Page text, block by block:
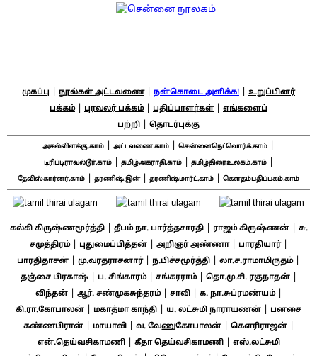
முகப்பு நூல்கள் அட்டவணை| நன்கொடை அளிக்க!
உறுப்பினர்
பக்கம்| புரவலர் பக்கம்| பதிப்பாளர்கள்
எங்களைப்
பற்றி
தொடர்புக்கு
அகல்விளக்கு.காம் அட்டவணை.காம் சென்னைநெட்வொர்க்.காம்
டிரிப்டிராவல்டூர்.காம்| தமிழ்அகராதி.காம்| தமிழ்திரைஉலகம்.காம்|
தேவிஸ்கார்னர்.காம் தரணிஷ்.இன்| தரணிஷ்மார்ட்.காம் கௌதம்பதிப்பகம்.காம்
கல்கி கிருஷ்ணமூர்த்தி| தீபம் நா. பார்த்தசாரதி| ராஜம் கிருஷ்ணன்|
சு.
சமுத்திரம்| புதுமைப்பித்தன்| அறிஞர் அண்ணா| பாரதியார்|
பாரதிதாசன் மு.வரதராசனார்| ந.பிச்சமூர்த்தி லா.ச.ராமாமிருதம்|
தஞ்சை பிரகாஷ்| ப. சிங்காரம்| சங்கரராம்| தொ.மு.சி. ரகுநாதன்|
விந்தன்| ஆர். சண்முகசுந்தரம்| சாவி| க. நா.சுப்ரமண்யம்|
கி.ரா.கோபாலன் மகாத்மா காந்தி ய. லட்சுமி நாராயணன்
பனசை
கண்ணபிரான்| மாயாவி| வ. வேணுகோபாலன்| கௌரிராஜன்|
என்.தெய்வசிகாமணி| கீதா தெய்வசிகாமணி|
எஸ்.லட்சுமி